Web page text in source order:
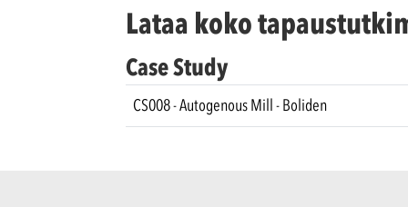
Lataa koko
Case Study
CS008 - Autogenous Mill - Boliden